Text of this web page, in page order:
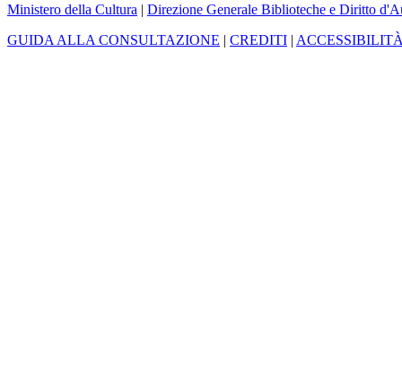
Ministero della Cultura | Direzione Generale Biblioteche e Diritto
GUIDA ALLA CONSULTAZIONE | CREDITI |